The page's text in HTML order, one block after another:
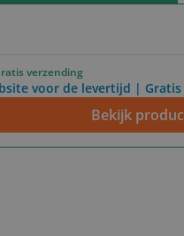
verzending
voor de levertijd | Gratis
Bekijk